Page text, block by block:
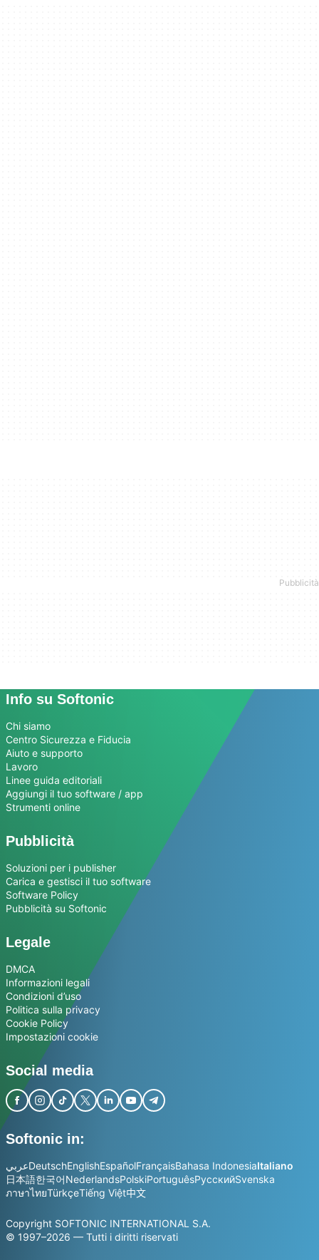
Info su Softonic
Chi siamo
Centro Sicurezza e Fiducia
Aiuto e supporto
Lavoro
Linee guida editoriali
Aggiungi il tuo software / app
Strumenti online
Pubblicità
Soluzioni per i publisher
Carica e gestisci il tuo software
Software Policy
Pubblicità su Softonic
Legale
DMCA
Informazioni legali
Condizioni d’uso
Politica sulla privacy
Cookie Policy
Impostazioni cookie
Social media
Softonic in:
عربيDeutschEnglishEspañolFrançaisBahasa IndonesiaItaliano
日本語한국어NederlandsPolskiPortuguêsРусскийSvenska
ภาษาไทยTürkçeTiếng Việt中文
Copyright SOFTONIC INTERNATIONAL S.A.
© 1997–2026 — Tutti i diritti riservati